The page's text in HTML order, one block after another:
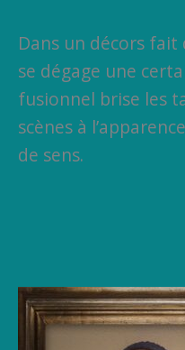
Dans un décors fait
se dégage une
fusionnel brise les
scènes à
de sens.